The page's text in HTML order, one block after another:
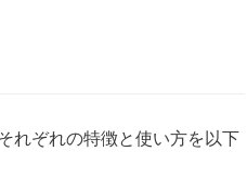
れぞれの特徴と使い方を以下